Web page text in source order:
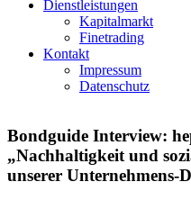
Dienstleistungen
Kapitalmarkt
Finetrading
Kontakt
Impressum
Datenschutz
Bondguide Interview:
„Nachhaltigkeit und
unserer Unternehmens-